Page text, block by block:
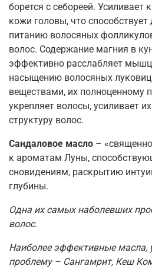
борется с себореей. Усиливает
кожи головы, что
питанию волосяных
волос. Содержание магния в
эффективно расслабляет
насыщению волосяных
веществами, их полноценному
укрепляет волосы, усиливает
структуру волос.
Сандаловое масло –
к ароматам Луны,
сновидениям, раскрытию
глубины.
Одна их самых наболевших
волос.
Наиболее эффективные масла,
проблему – Сангамрит, Кеш